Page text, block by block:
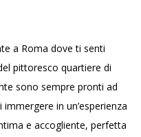
a Roma dove ti senti
pittoresco quartiere di
sono sempre pronti ad
in un’esperienza
e accogliente, perfetta